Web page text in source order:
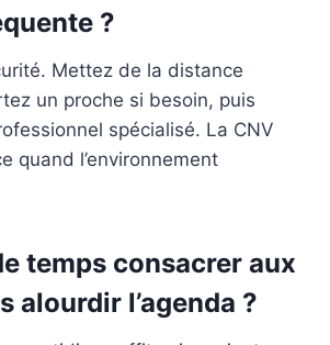
?
Mettez de la distance
un proche si besoin, puis
spécialisé. La CNV
quand l’environnement
temps consacrer aux
alourdir l’agenda ?